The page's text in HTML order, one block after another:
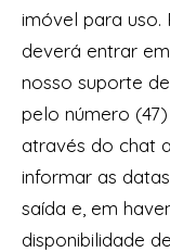
imóvel para uso.
deverá entrar
nosso suporte
pelo número
através do chat
informar as
saída e, em
disponibilidade